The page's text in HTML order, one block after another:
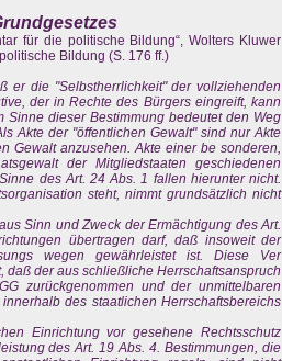
für die politische Bildung“, Wolters Kluwer
Bildung (S. 176 ff.)
er die "Selbstherrlichkeit" der vollziehenden
der in Rechte des Bürgers eingreift, kann
dieser Bestimmung bedeutet den Weg
Akte der "öffentlichen Gewalt" sind nur Akte
Gewalt anzusehen. Akte einer be sonderen,
der Mitgliedstaaten geschiedenen
des Art. 24 Abs. 1 fallen hierunter nicht.
steht, nimmt grundsätzlich nicht
Sinn und Zweck der Ermächtigung des Art.
übertragen darf, daß insoweit der
wegen gewährleistet ist. Diese Ver
der aus schließliche Herrschaftsanspruch
zurückgenommen und der unmittelbaren
des staatlichen Herrschaftsbereichs
Einrichtung vor gesehene Rechtsschutz
des Art. 19 Abs. 4. Bestimmungen, die